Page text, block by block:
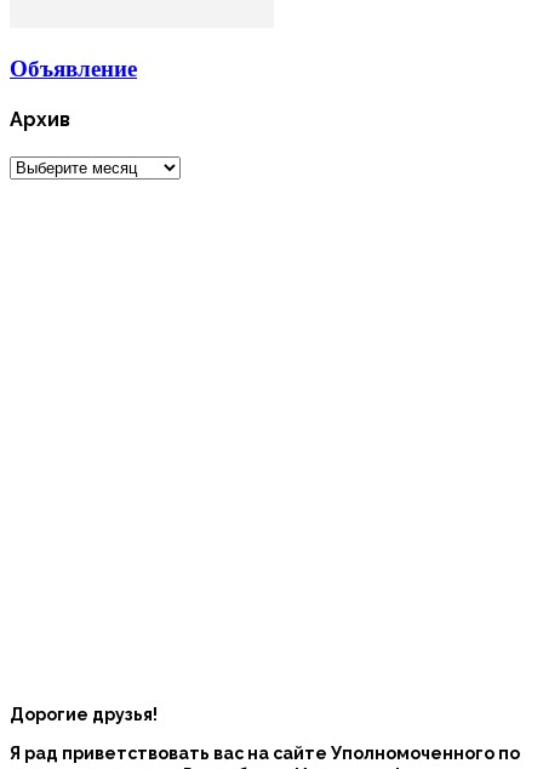
Объявление
Архив
Архив
Дорогие друзья!
Я рад приветствовать вас на сайте Уполномоченного по